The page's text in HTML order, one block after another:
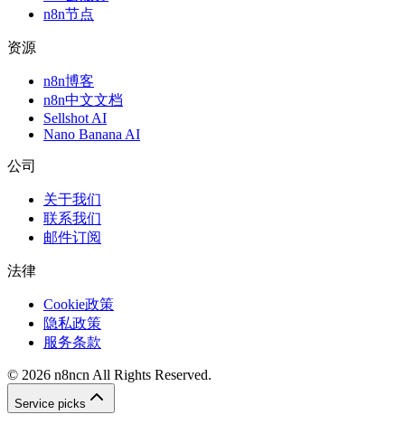
n8n节点
资源
n8n博客
n8n中文文档
Sellshot AI
Nano Banana AI
公司
关于我们
联系我们
邮件订阅
法律
Cookie政策
隐私政策
服务条款
© 2026 n8ncn All Rights Reserved.
Service picks